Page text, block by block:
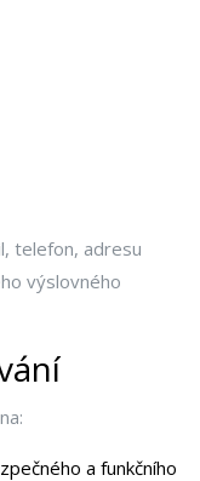
telefon, adresu
výslovného
a funkčního